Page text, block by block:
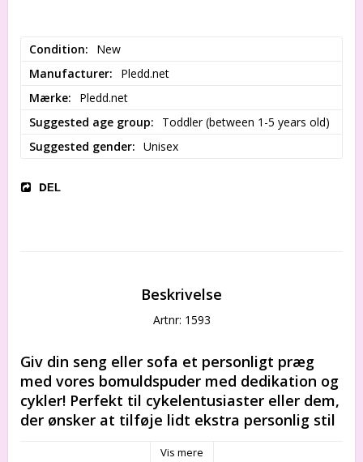
Condition
New
Manufacturer
Pledd.net
Mærke
Pledd.net
Suggested age group
Toddler (between 1-5 years old)
Suggested gender
Unisex
DEL
Beskrivelse
Artnr: 1593
Giv din seng eller sofa et personligt præg
med vores bomuldspuder med dedikation og
cykler! Perfekt til cykelentusiaster eller dem,
der ønsker at tilføje lidt ekstra personlig stil
Vis mere